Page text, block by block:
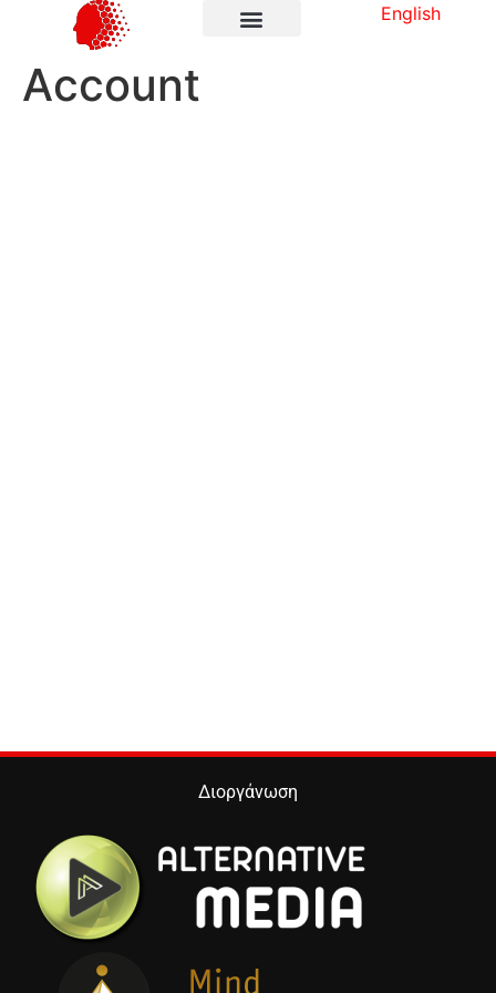
English
Account
Διοργάνωση